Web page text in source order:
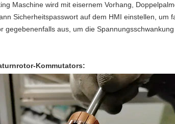
Maschine wird mit eisernem Vorhang,
Sicherheitspasswort auf dem HMI einstellen, um
gegebenenfalls aus, um die
Kommutators: